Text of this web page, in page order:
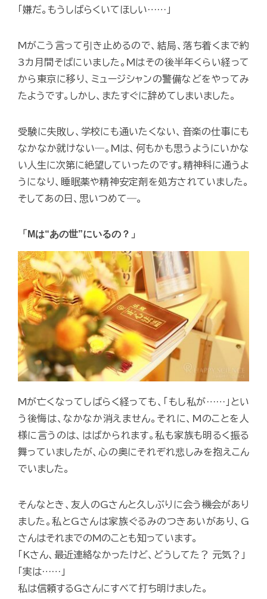
「嫌だ。もうしばらくいてほしい……」
Mがこう言って引き止めるので、結局、落ち着くまで約
3カ月間そばにいました。Mはその後半年くらい経って
から東京に移り、ミュージシャンの警備などをやってみ
たようです。しかし、またすぐに辞めてしまいました。
受験に失敗し、学校にも通いたくない、音楽の仕事にも
なかなか就けない―。Mは、何もかも思うようにいかな
い人生に次第に絶望していったのです。精神科に通うよ
うになり、睡眠薬や精神安定剤を処方されていました。
そしてあの日、思いつめて―。
「Mは“あの世”にいるの？」
Mが亡くなってしばらく経っても、「もし私が……」とい
う後悔は、なかなか消えません。それに、Mのことを人
様に言うのは、はばかられます。私も家族も明るく振る
舞っていましたが、心の奥にそれぞれ悲しみを抱えこん
でいました。
そんなとき、友人のGさんと久しぶりに会う機会があり
ました。私とGさんは家族ぐるみのつきあいがあり、G
さんはそれまでのMのことも知っています。
「Kさん、最近連絡なかったけど、どうしてた？ 元気？」
「実は……」
私は信頼するGさんにすべて打ち明けました。